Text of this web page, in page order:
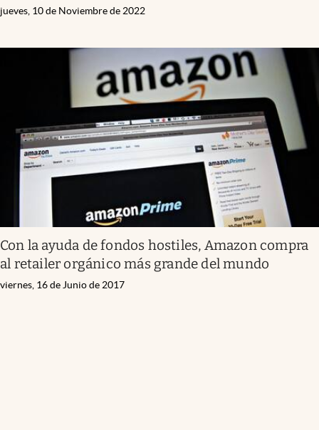
jueves, 10 de Noviembre de 2022
Con la ayuda de fondos hostiles, Amazon compra
al retailer orgánico más grande del mundo
viernes, 16 de Junio de 2017